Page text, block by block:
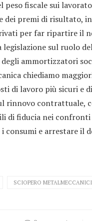
peso fiscale sui
dei premi di risultato,
per far ripartire il
legislazione sul ruolo
ammortizzatori
chiediamo
di lavoro più sicuri e
rinnovo contrattuale,
di fiducia nei
consumi e arrestare il
SCIOPERO METALMECCANICI